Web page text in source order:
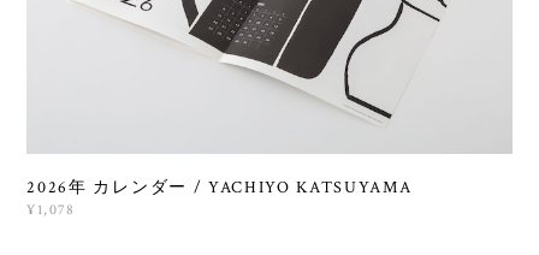
2026年 カレンダー / YACHIYO KATSUYAMA
¥1,078